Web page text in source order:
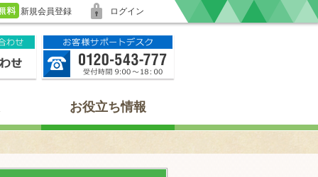
新規会員登録 ログイン
お役立ち情報